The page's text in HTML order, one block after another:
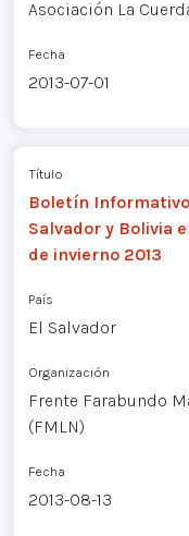
Asociación La
Fecha
2013-07-01
Título
Boletín
Salvador y Bolivia
de invierno 2013
País
El Salvador
Organización
Frente Farabundo
(FMLN)
Fecha
2013-08-13